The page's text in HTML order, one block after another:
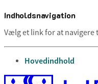
Indholdsnavigation
Vælg et link for at
gå til
Hovedindhold